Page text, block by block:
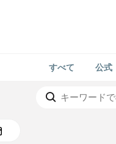
すべて 公式